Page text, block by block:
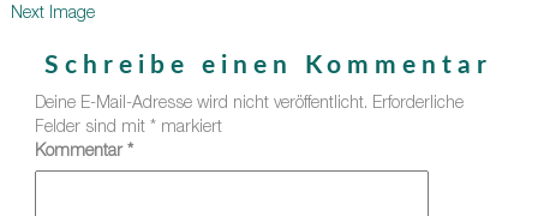
Next Image
Schreibe einen Kommentar
Deine E-Mail-Adresse wird nicht veröffentlicht. Erforderliche
Felder sind mit * markiert
Kommentar *